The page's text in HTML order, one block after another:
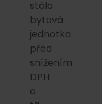
stála
bytová
jednotka
před
snížením
DPH
o